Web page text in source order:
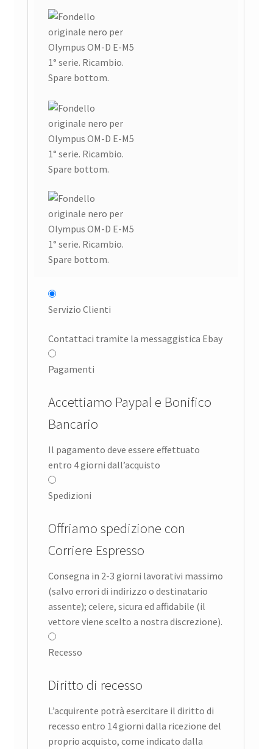
Servizio Clienti
Contattaci tramite la messaggistica Ebay
Pagamenti
Accettiamo Paypal e Bonifico
Bancario
Il pagamento deve essere effettuato
entro 4 giorni dall’acquisto
Spedizioni
Offriamo spedizione con
Corriere Espresso
Consegna in 2-3 giorni lavorativi massimo
(salvo errori di indirizzo o destinatario
assente); celere, sicura ed affidabile (il
vettore viene scelto a nostra discrezione).
Recesso
Diritto di recesso
L’acquirente potrà esercitare il diritto di
recesso entro 14 giorni dalla ricezione del
proprio acquisto, come indicato dalla